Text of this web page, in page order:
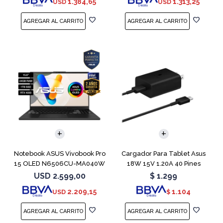
USD 1.384,65 USD 1.313,25
Notebook ASUS Vivobook Pro
15 OLED N6506CU-MA040W
RTX 4050
USD 2.599,00
USD 2.209,15
COMPARAR
Cargador Para Tablet Asus
18W 15V 1.20A 40 Pines
$ 1.299
$ 1.104